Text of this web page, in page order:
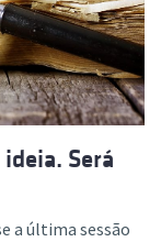
Será
a última sessão